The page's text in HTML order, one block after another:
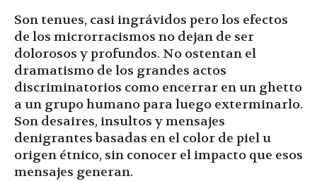
|
Son tenues, casi ingrávidos pero los efectos
de los microrracismos no dejan de ser
dolorosos y profundos. No ostentan el
dramatismo de los grandes actos
discriminatorios como encerrar en un ghetto
a un grupo humano para luego exterminarlo.
Son desaires, insultos y mensajes
denigrantes basadas en el color de piel u
origen étnico, sin conocer el impacto que esos
mensajes generan.